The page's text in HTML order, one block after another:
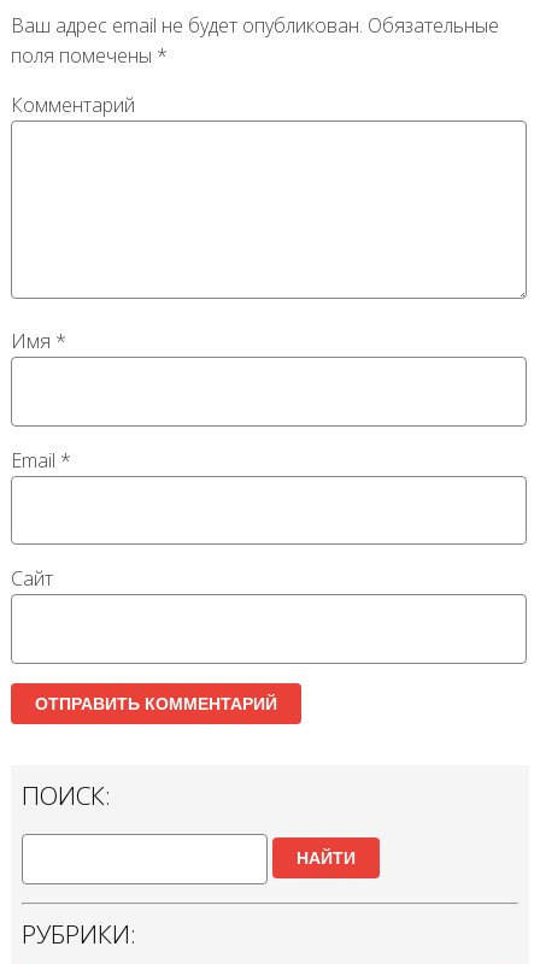
Ваш адрес email не будет опубликован. Обязательные
поля помечены *
Комментарий
Имя *
Email *
Сайт
ПОИСК:
НАЙТИ
РУБРИКИ: